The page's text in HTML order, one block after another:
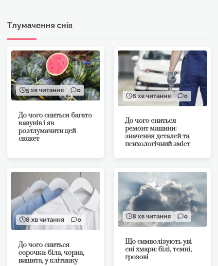
Тлумачення снів
5 хв читання 0
До чого сниться багато
кавунів і як
розтлумачити цей
сюжет
6 хв читання 0
До чого сниться
ремонт машини:
значення деталей та
психологічний зміст
8 хв читання 0
До чого сниться
сорочка: біла, чорна,
вишита, у клітинку
8 хв читання 0
Що символізують уві
сні хмари: білі, темні,
грозові